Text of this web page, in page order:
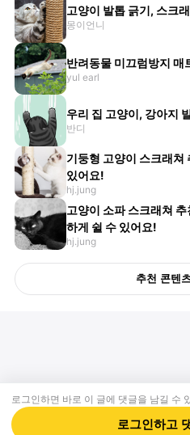
고양이 발톱 긁기, 스크
몽이언니
반려동물 미끄럼방지 매
yul earl
우리 집 고양이, 강아지
반디
기둥형 고양이 스크래쳐
있어요!
hj.jung
고양이 소파 스크래쳐
하게 쉴 수 있어요!
hj.jung
추천 콘텐
로그인하면 바로 이 글에 댓글을 남길 수
로그인하고